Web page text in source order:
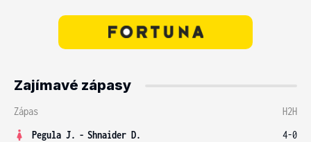
Zajímavé zápasy
Zápas
H2H
Pegula J. - Shnaider D.
4-0